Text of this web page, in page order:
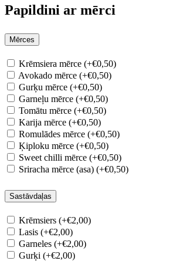
Papildini ar mērci
Mērces
Krēmsiera mērce (+€0,50)
Avokado mērce (+€0,50)
Gurķu mērce (+€0,50)
Garneļu mērce (+€0,50)
Tomātu mērce (+€0,50)
Karija mērce (+€0,50)
Romulādes mērce (+€0,50)
Ķiploku mērce (+€0,50)
Sweet chilli mērce (+€0,50)
Sriracha mērce (asa) (+€0,50)
Sastāvdaļas
Krēmsiers (+€2,00)
Lasis (+€2,00)
Garneles (+€2,00)
Gurķi (+€2,00)